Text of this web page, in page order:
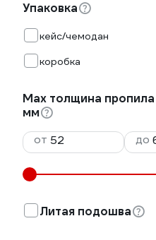
Упаковка
кейс/чемодан
коробка
Мах толщина
мм
от
до
Литая подошва